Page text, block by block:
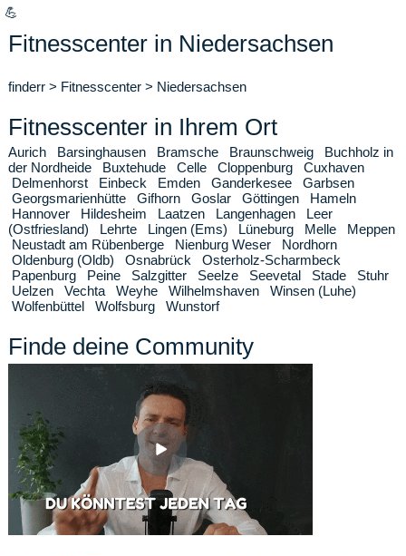
💪
Fitnesscenter in Niedersachsen
finderr > Fitnesscenter > Niedersachsen
Fitnesscenter in Ihrem Ort
Aurich Barsinghausen Bramsche Braunschweig
Buchholz in
der Nordheide
Buxtehude Celle Cloppenburg
Cuxhaven
Delmenhorst
Einbeck Emden Ganderkesee
Garbsen
Georgsmarienhütte
Gifhorn Goslar Göttingen
Hameln
Hannover
Hildesheim Laatzen Langenhagen
Leer
(Ostfriesland)
Lehrte Lingen (Ems) Lüneburg Melle
Meppen
Neustadt am Rübenberge
Nienburg Weser
Nordhorn
Oldenburg (Oldb)
Osnabrück
Osterholz-Scharmbeck
Papenburg
Peine Salzgitter Seelze Seevetal Stade
Stuhr
Uelzen
Vechta Weyhe Wilhelmshaven
Winsen (Luhe)
Wolfenbüttel
Wolfsburg Wunstorf
Finde deine Community